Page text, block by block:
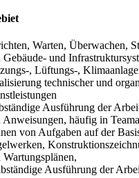
Warten, Überwachen,
Gebäude- und
, Lüftungs-,
technischer und
Ausführung der
Anweisungen, häufig in
von Aufgaben auf der
Wartungsplänen,
Ausführung der